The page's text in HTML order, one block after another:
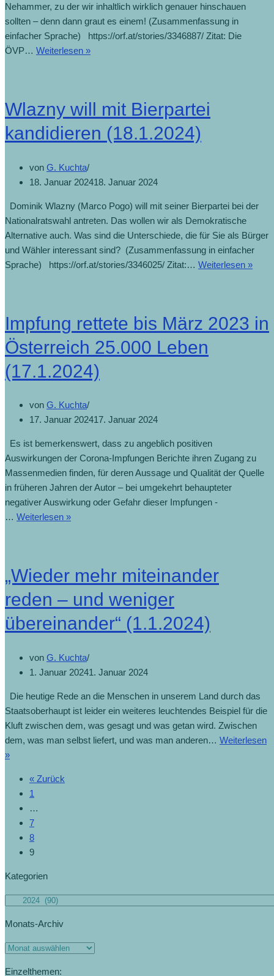
Nehammer, zu der wir inhaltlich wirklich genauer hinschauen
sollten – denn dann graut es einem! (Zusammenfassung in
einfacher Sprache) https://orf.at/stories/3346887/ Zitat: Die
ÖVP… Weiterlesen »2024
(26.1.2024)
Wlazny will mit Bierpartei
kandidieren (18.1.2024)
von G. Kuchta
18. Januar 202418. Januar 2024
Dominik Wlazny (Marco Pogo) will mit seiner Bierpartei bei der
Nationalratswahl antreten. Das wollen wir als Demokratische
Alternative auch. Was sind die Unterschiede, die für Sie als Bürger
und Wähler interessant sind? (Zusammenfassung in einfacher
Sprache) https://orf.at/stories/3346025/ Zitat:… Weiterlesen »
Impfung rettete bis März 2023 in
Österreich 25.000 Leben
(17.1.2024)
von G. Kuchta
17. Januar 202417. Januar 2024
Es ist bemerkenswert, dass zu angeblich positiven
Auswirkungen der Corona-Impfungen Berichte ihren Zugang zu
Massenmedien finden, für deren Aussage und Qualität der Quelle
in früheren Jahren der Autor – bei umgekehrt behaupteter
negativer Auswirkung oder Gefahr dieser Impfungen -
… Weiterlesen »Impfung
2023
Österreich
25.000
Leben
„Wieder mehr miteinander
reden – und weniger
übereinander“ (1.1.2024)
von G. Kuchta
1. Januar 20241. Januar 2024
Die heutige Rede an die Menschen in unserem Land durch das
Staatsoberhaupt ist leider ein weiteres leuchtendes Beispiel für die
Kluft zwischen dem, was gesagt und was getan wird. Zwischen
dem, was man selbst liefert, und was man anderen… Weiterlesen
»„Wieder
miteinander
reden
und
weniger
übereinander“
(1.1.2024)
« Zurück
1
…
7
8
9
Kategorien
Kategorien
Monats-Archiv
Monats-
Einzelthemen: